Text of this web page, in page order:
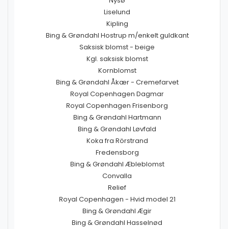
Liselund
Kipling
Bing & Grøndahl Hostrup m/enkelt guldkant
Saksisk blomst - beige
Kgl. saksisk blomst
Kornblomst
Bing & Grøndahl Åkær - Cremefarvet
Royal Copenhagen Dagmar
Royal Copenhagen Frisenborg
Bing & Grøndahl Hartmann
Bing & Grøndahl Løvfald
Koka fra Rörstrand
Fredensborg
Bing & Grøndahl Æbleblomst
Convalla
Relief
Royal Copenhagen - Hvid model 21
Bing & Grøndahl Ægir
Bing & Grøndahl Hasselnød